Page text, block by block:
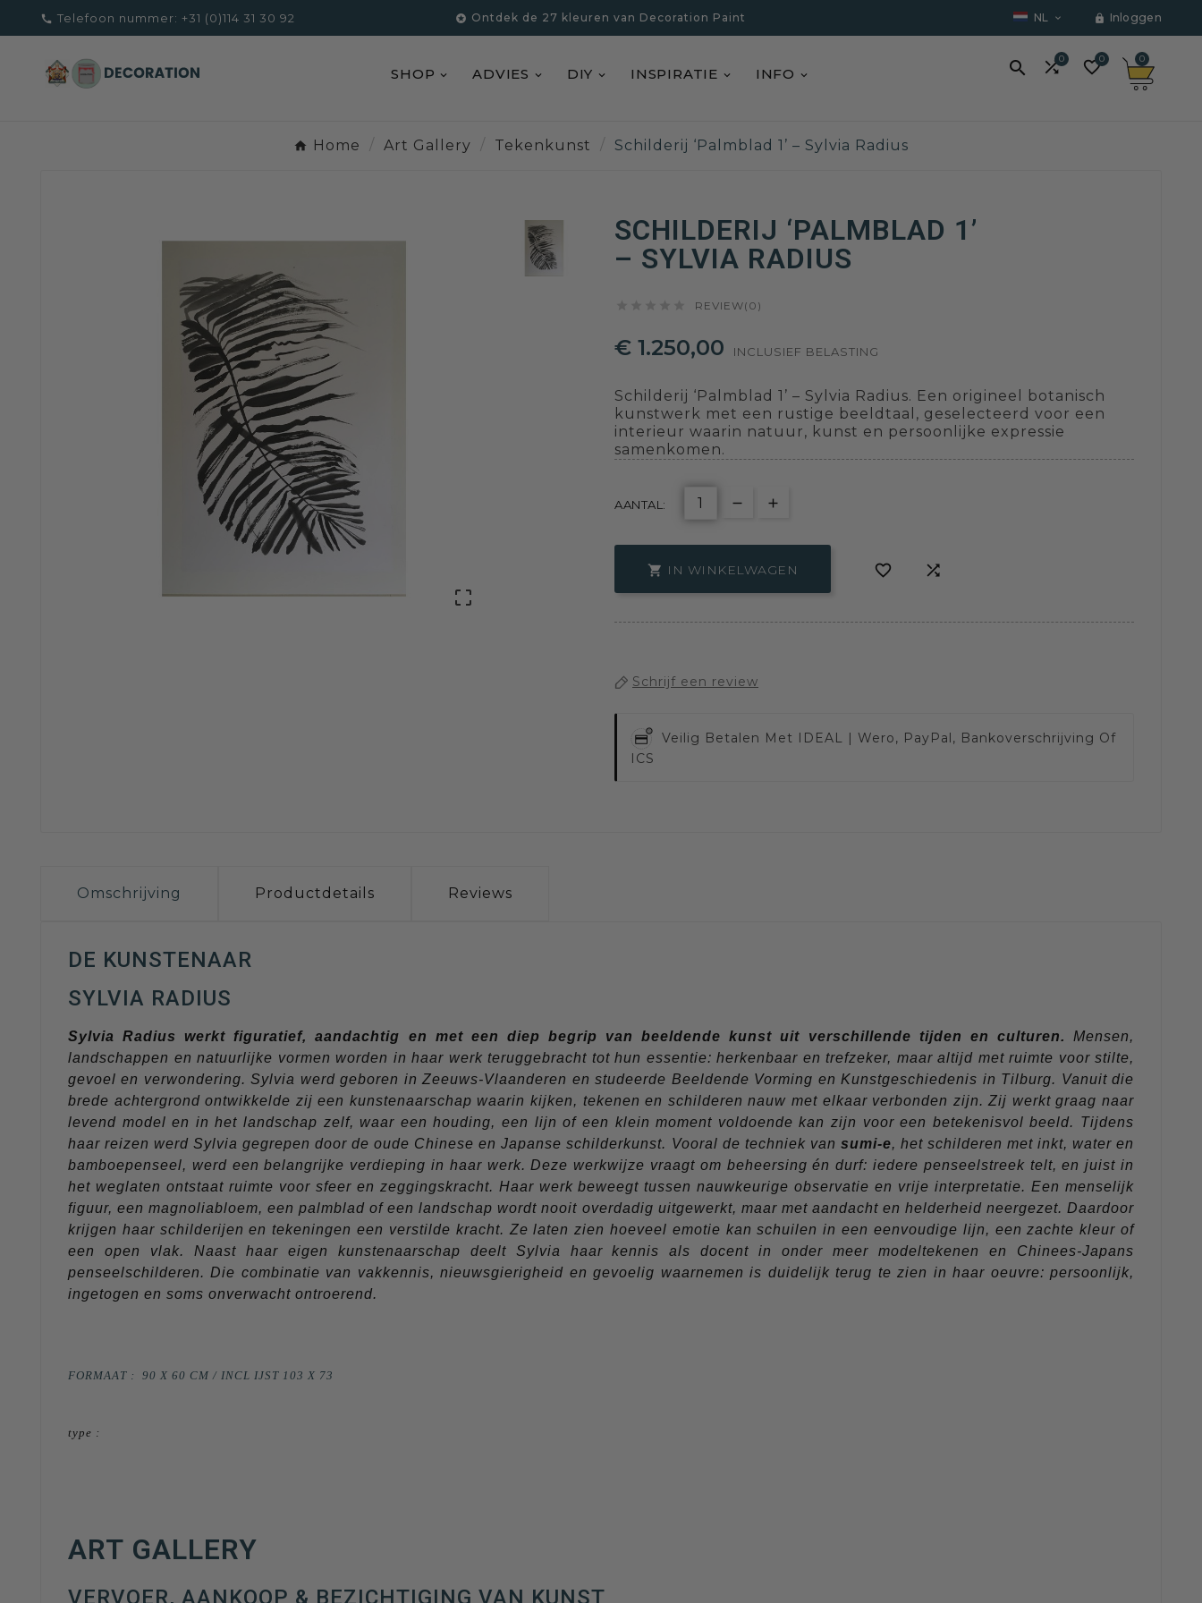
 Telefoon nummer: +31 (0)114 31 30 92  Ontdek de 27 kleuren van Decoration Paint NL   Inloggen
SHOP ADVIES DIY INSPIRATIE INFO  0 0 0
Home Art Gallery Tekenkunst Schilderij ‘Palmblad 1’ – Sylvia Radius

SCHILDERIJ ‘PALMBLAD 1’
– SYLVIA RADIUS
REVIEW(0)
€ 1.250,00 INCLUSIEF BELASTING
Schilderij ‘Palmblad 1’ – Sylvia Radius. Een origineel botanisch
kunstwerk met een rustige beeldtaal, geselecteerd voor een
interieur waarin natuur, kunst en persoonlijke expressie
samenkomen.
AANTAL:
 IN WINKELWAGEN  
Schrijf een review
Veilig Betalen Met IDEAL | Wero, PayPal, Bankoverschrijving Of
ICS
Omschrijving Productdetails Reviews
DE KUNSTENAAR
SYLVIA RADIUS
Sylvia Radius werkt figuratief, aandachtig en met een diep begrip van beeldende kunst uit verschillende tijden en culturen.
Mensen,
landschappen en natuurlijke vormen worden in haar werk teruggebracht tot hun essentie: herkenbaar en trefzeker, maar altijd met ruimte voor stilte,
gevoel en verwondering. Sylvia werd geboren in Zeeuws-Vlaanderen en studeerde Beeldende Vorming en Kunstgeschiedenis in Tilburg. Vanuit die
brede achtergrond ontwikkelde zij een kunstenaarschap waarin kijken, tekenen en schilderen nauw met elkaar verbonden zijn. Zij werkt graag naar
levend model en in het landschap zelf, waar een houding, een lijn of een klein moment voldoende kan zijn voor een betekenisvol beeld. Tijdens
haar reizen werd Sylvia gegrepen door de oude Chinese en Japanse schilderkunst. Vooral de techniek van sumi-e, het schilderen met inkt, water en
bamboepenseel, werd een belangrijke verdieping in haar werk. Deze werkwijze vraagt om beheersing én durf: iedere penseelstreek telt, en juist in
het weglaten ontstaat ruimte voor sfeer en zeggingskracht. Haar werk beweegt tussen nauwkeurige observatie en vrije interpretatie. Een menselijk
figuur, een magnoliabloem, een palmblad of een landschap wordt nooit overdadig uitgewerkt, maar met aandacht en helderheid neergezet. Daardoor
krijgen haar schilderijen en tekeningen een verstilde kracht. Ze laten zien hoeveel emotie kan schuilen in een eenvoudige lijn, een zachte kleur of
een open vlak. Naast haar eigen kunstenaarschap deelt Sylvia haar kennis als docent in onder meer modeltekenen en Chinees-Japans
penseelschilderen. Die combinatie van vakkennis, nieuwsgierigheid en gevoelig waarnemen is duidelijk terug te zien in haar oeuvre: persoonlijk,
ingetogen en soms onverwacht ontroerend.
FORMAAT : 90 X 60 CM / INCL IJST 103 X 73
type :
ART GALLERY
VERVOER, AANKOOP & BEZICHTIGING VAN KUNST